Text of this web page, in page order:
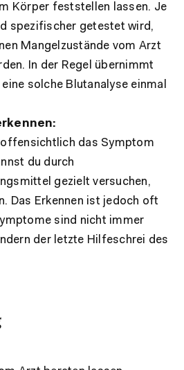
Körper feststellen lassen. Je
spezifischer getestet wird,
Mangelzustände vom Arzt
In der Regel übernimmt
solche Blutanalyse einmal
offensichtlich das Symptom
du durch
gezielt versuchen,
Das Erkennen ist jedoch oft
sind nicht immer
der letzte Hilfeschrei des